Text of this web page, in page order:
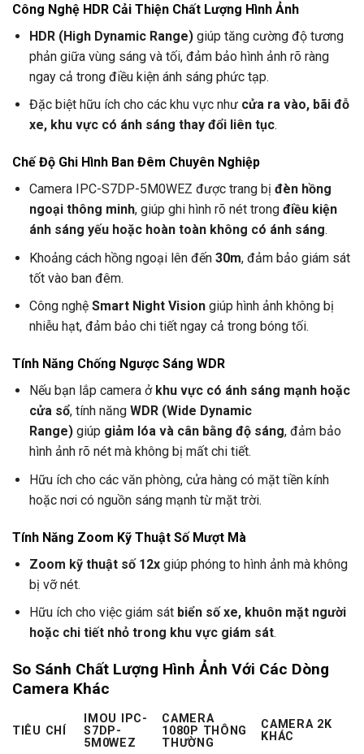
Công Nghệ HDR Cải Thiện Chất Lượng Hình Ảnh
HDR (High Dynamic Range)giúp tăng cường độ tương
phản giữa vùng sáng và tối, đảm bảo hình ảnh rõ ràng
ngay cả trong điều kiện ánh sáng phức tạp.
Đặc biệt hữu ích cho các khu vực như cửa ra vào, bãi đỗ
xe, khu vực có ánh sáng thay đổi liên tục.
Chế Độ Ghi Hình Ban Đêm Chuyên Nghiệp
Camera IPC-S7DP-5M0WEZ được trang bị đèn hồng
ngoại thông minh, giúp ghi hình rõ nét trong điều kiện
ánh sáng yếu hoặc hoàn toàn không có ánh sáng.
Khoảng cách hồng ngoại lên đến 30m, đảm bảo giám sát
tốt vào ban đêm.
Công nghệ Smart Night Visiongiúp hình ảnh không bị
nhiễu hạt, đảm bảo chi tiết ngay cả trong bóng tối.
Tính Năng Chống Ngược Sáng WDR
Nếu bạn lắp camera ở khu vực có ánh sáng mạnh hoặc
cửa sổ, tính năng WDR (Wide Dynamic
Range)giúp giảm lóa và cân bằng độ sáng, đảm bảo
hình ảnh rõ nét mà không bị mất chi tiết.
Hữu ích cho các văn phòng, cửa hàng có mặt tiền kính
hoặc nơi có nguồn sáng mạnh từ mặt trời.
Tính Năng Zoom Kỹ Thuật Số Mượt Mà
Zoom kỹ thuật số 12xgiúp phóng to hình ảnh mà không
bị vỡ nét.
Hữu ích cho việc giám sát biển số xe, khuôn mặt người
hoặc chi tiết nhỏ trong khu vực giám sát.
So Sánh Chất Lượng Hình Ảnh Với Các Dòng
Camera Khác
TIÊU CHÍ
IMOU IPC-
S7DP-
5M0WEZ
CAMERA
1080P THÔNG
THƯỜNG
CAMERA 2K
KHÁC